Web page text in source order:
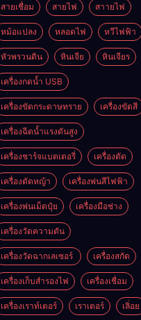
สายเชื่อม สายไฟ สาายไฟ
หม้อแปลง หลอดไฟ หวีไฟฟ้า
หัวพรวนดิน หินเจีย หินเจียร
เครื่องกดน้ำ USB
เครื่องขัดกระดาษทราย เครื่องขัดสี
เครื่องฉีดน้ำแรงดันสูง
เครื่องชาร์จแบตเตอรี่ เครื่องตัด
เครื่องตัดหญ้า เครื่องพ่นสีไฟฟ้า
เครื่องพ่นเม็ดปุ๋ย เครื่องมือช่าง
เครื่องวัดความดัน
เครื่องวัดฉากเลเซอร์ เครื่องสกัด
เครื่องเก็บสํารองไฟ เครื่องเชื่อม
เครื่องเราท์เตอร์ เราเตอร์ เลิ่อย